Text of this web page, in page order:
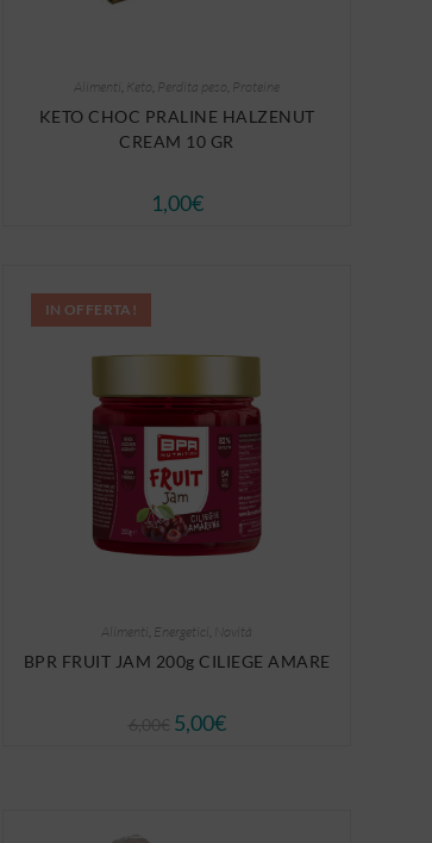
Alimenti Keto Perdita peso Proteine
KETO CHOC PRALINE HALZENUT
CREAM 10 GR
1,00€
IN OFFERTA!
Alimenti Energetici Novità
BPR FRUIT JAM 200g CILIEGE AMARE
5,00€